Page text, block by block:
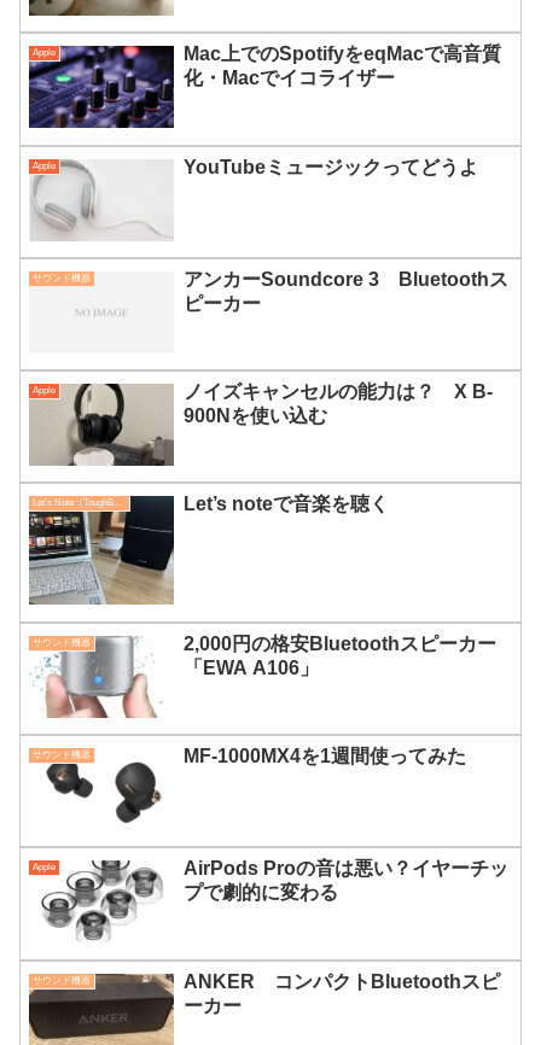
Apple
Mac上でのSpotifyをeqMacで高音質
化・Macでイコライザー
Apple YouTubeミュージックってどうよ
サウンド機器
アンカーSoundcore 3 Bluetoothス
ピーカー
Apple
ノイズキャンセルの能力は？ X B-
900Nを使い込む
Let's Note（ToughBook） Let’s noteで音楽を聴く
サウンド機器
2,000円の格安Bluetoothスピーカー
「EWA A106」
サウンド機器 MF-1000MX4を1週間使ってみた
Apple
AirPods Proの音は悪い？イヤーチッ
プで劇的に変わる
サウンド機器
ANKER コンパクトBluetoothスピ
ーカー